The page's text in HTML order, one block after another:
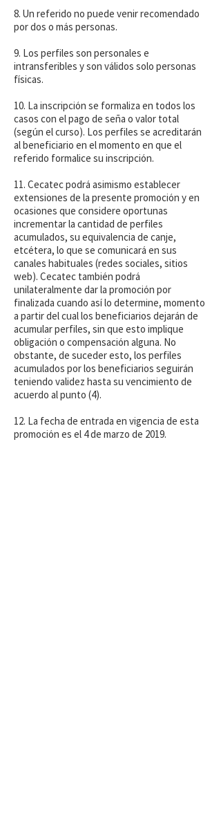
8. Un referido no puede venir recomendado
por dos o más personas.
9. Los perfiles son personales e
intransferibles y son válidos solo personas
físicas.
10. La inscripción se formaliza en todos los
casos con el pago de seña o valor total
(según el curso). Los perfiles se acreditarán
al beneficiario en el momento en que el
referido formalice su inscripción.
11. Cecatec podrá asimismo establecer
extensiones de la presente promoción y en
ocasiones que considere oportunas
incrementar la cantidad de perfiles
acumulados, su equivalencia de canje,
etcétera, lo que se comunicará en sus
canales habituales (redes sociales, sitios
web). Cecatec también podrá
unilateralmente dar la promoción por
finalizada cuando así lo determine, momento
a partir del cual los beneficiarios dejarán de
acumular perfiles, sin que esto implique
obligación o compensación alguna. No
obstante, de suceder esto, los perfiles
acumulados por los beneficiarios seguirán
teniendo validez hasta su vencimiento de
acuerdo al punto (4).
12. La fecha de entrada en vigencia de esta
promoción es el 4 de marzo de 2019.